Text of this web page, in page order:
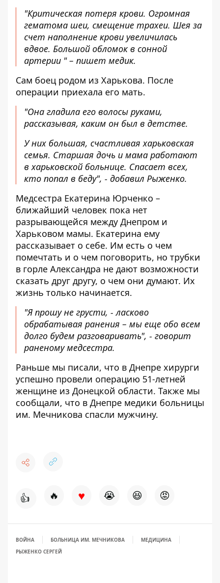
"Критическая потеря крови. Огромная
гематома шеи, смещение трахеи. Шея за
счет наполнение крови увеличилась
вдвое. Большой обломок в сонной
артерии " – пишет медик.
Сам боец родом из Харькова. После
операции приехала его мать.
"Она гладила его волосы руками,
рассказывая, каким он был в детстве.
У них большая, счастливая харьковская
семья. Старшая дочь и мама работают
в харьковской больнице. Спасает всех,
кто попал в беду", - добавил Рыженко.
Медсестра Екатерина Юрченко –
ближайший человек пока нет
разрывающейся между Днепром и
Харьковом мамы. Екатерина ему
рассказывает о себе. Им есть о чем
помечтать и о чем поговорить, но трубки
в горле Александра не дают возможности
сказать друг другу, о чем они думают. Их
жизнь только начинается.
"Я прошу не грусти, - ласково
обрабатывая ранения – мы еще обо всем
долго будем разговаривать", - говорит
раненому медсестра.
Раньше мы писали, что в Днепре хирурги
успешно провели операцию 51-летней
женщине из Донецкой области. Также мы
сообщали, что в Днепре медики больницы
им. Мечникова спасли мужчину.
👍 🔥 ♥ 😭 😆 😡
ВОЙНА БОЛЬНИЦА ИМ. МЕЧНИКОВА
МЕДИЦИНА
РЫЖЕНКО СЕРГЕЙ